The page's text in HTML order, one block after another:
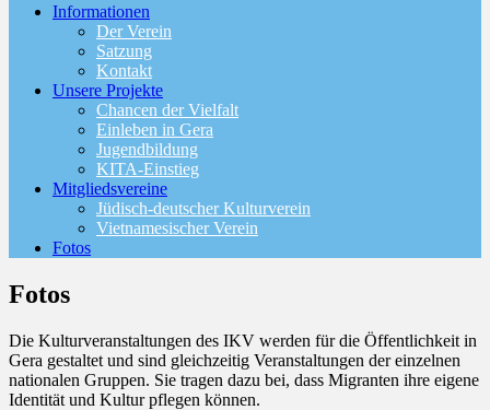
Informationen
Der Verein
Satzung
Kontakt
Unsere Projekte
Chancen der Vielfalt
Einleben in Gera
Jugendbildung
KITA-Einstieg
Mitgliedsvereine
Jüdisch-deutscher Kulturverein
Vietnamesischer Verein
Fotos
Fotos
Die Kulturveranstaltungen des IKV werden für die Öffentlichkeit in
Gera gestaltet und sind gleichzeitig Veranstaltungen der einzelnen
nationalen Gruppen. Sie tragen dazu bei, dass Migranten ihre eigene
Identität und Kultur pflegen können.